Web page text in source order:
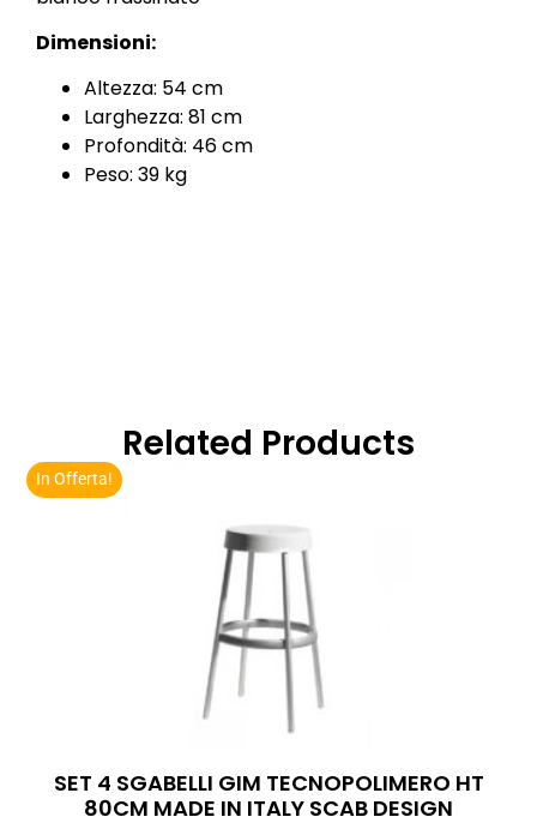
Dimensioni:
Altezza: 54 cm
Larghezza: 81 cm
Profondità: 46 cm
Peso: 39 kg
Related Products
In Offerta!
SET 4 SGABELLI GIM TECNOPOLIMERO HT
80CM MADE IN ITALY SCAB DESIGN